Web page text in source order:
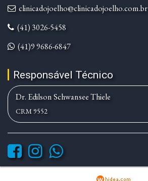
clinicadojoelho@clinicadojoelho.com.br
(41) 3026-5458
(41)9 9686-6847
Responsável Técnico
Dr. Edilson Schwansee Thiele
CRM 9552